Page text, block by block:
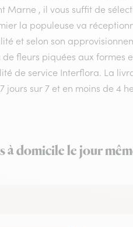
, il vous suffit de
la populeuse va
et selon son
fleurs piquées aux formes
de service Interflora. La
sur 7 et en moins de 4
à domicile le jour